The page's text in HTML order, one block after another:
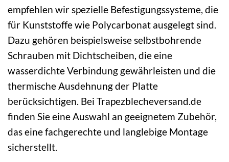
empfehlen wir spezielle Befestigungssysteme, die
für Kunststoffe wie Polycarbonat ausgelegt sind.
Dazu gehören beispielsweise selbstbohrende
Schrauben mit Dichtscheiben, die eine
wasserdichte Verbindung gewährleisten und die
thermische Ausdehnung der Platte
berücksichtigen. Bei Trapezblecheversand.de
finden Sie eine Auswahl an geeignetem Zubehör,
das eine fachgerechte und langlebige Montage
sicherstellt.